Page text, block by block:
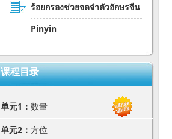
ร้อยกรองช่วยจดจำตัวอักษรจีน
Pinyin
课程目录
单元1： 数量
单元2： 方位